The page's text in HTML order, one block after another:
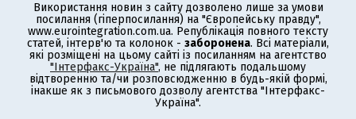
Використання новин з сайту дозволено лише за умови
посилання (гіперпосилання) на "Європейську правду",
www.eurointegration.com.ua. Републікація повного тексту
статей, інтерв'ю та колонок - заборонена. Всі матеріали,
які розміщені на цьому сайті із посиланням на агентство
"Інтерфакс-Україна", не підлягають подальшому
відтворенню та/чи розповсюдженню в будь-якій формі,
інакше як з письмового дозволу агентства "Інтерфакс-
Україна".